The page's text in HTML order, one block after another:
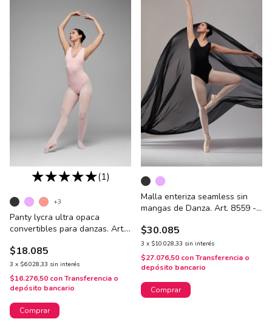
(1)
Panty lycra ultra opaca
convertibles para danzas. Art.
$18.085
3 x $6.028,33 sin interés
$16.276,50 conTransferencia o
depósito bancario
+3
Comprar
Malla enteriza seamless sin
mangas de Danza. Art. 8559 -
$30.085
3 x $10.028,33 sin interés
$27.076,50 conTransferencia o
depósito bancario
Comprar